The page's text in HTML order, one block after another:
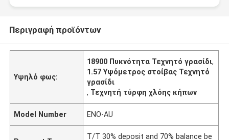
Περιγραφή προϊόντων
Υψηλό φως:
18900 Πυκνότητα Τεχνητό γρασίδι,
1.57 Υψόμετρος στοίβας Τεχνητό
γρασίδι
, Τεχνητή τύρφη χλόης κήπων
Model Number ENO-AU
T/T 30% deposit and 70% balance be